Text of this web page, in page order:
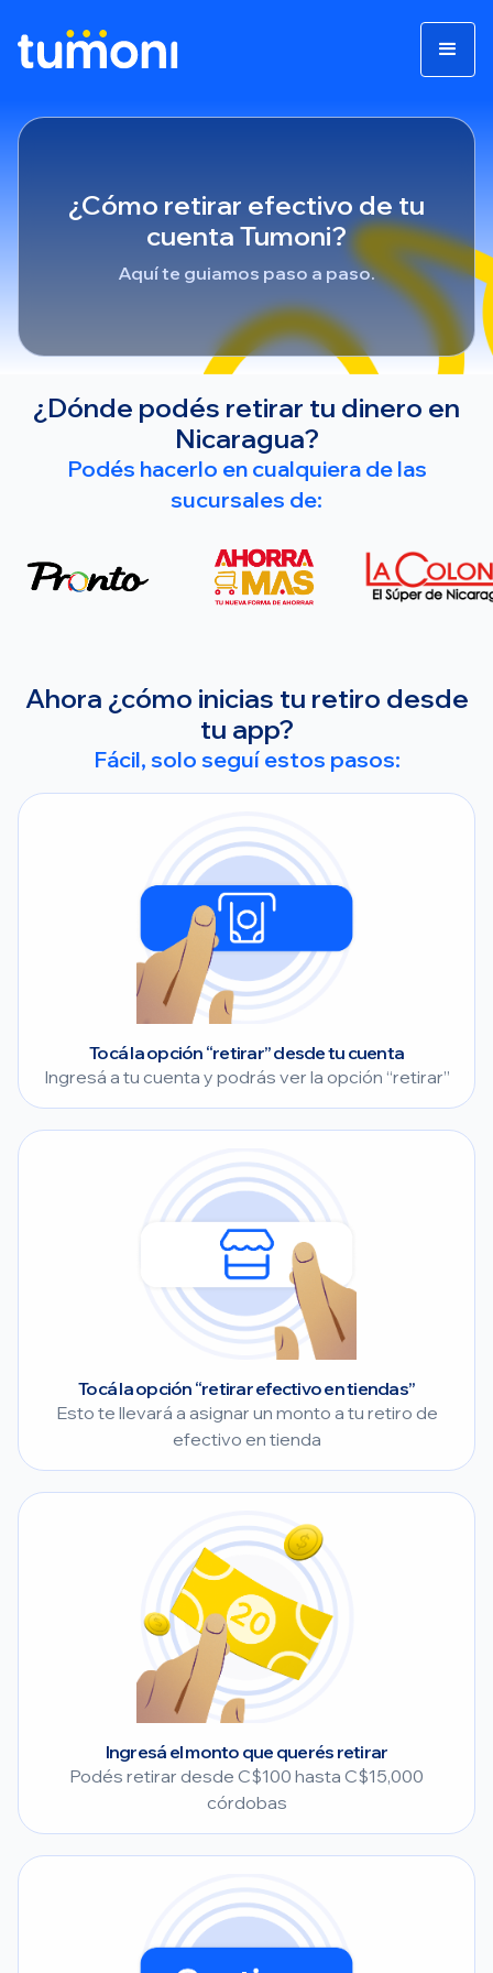
¿Cómo retirar efectivo de tu
cuenta Tumoni?
Aquí te guiamos paso a paso.
¿Dónde podés retirar tu dinero en
Nicaragua?
Podés hacerlo en cualquiera de las
sucursales de:
Ahora ¿cómo inicias tu retiro desde
tu app?
Fácil, solo seguí estos pasos:
Tocá la opción “retirar” desde tu cuenta
Ingresá a tu cuenta y podrás ver la opción “retirar”
Tocá la opción “retirar efectivo en tiendas”
Esto te llevará a asignar un monto a tu retiro de
efectivo en tienda
Ingresá el monto que querés retirar
Podés retirar desde C$100 hasta C$15,000
córdobas